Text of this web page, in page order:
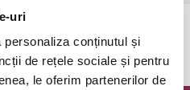
uri
conținutul și
de rețele sociale și pentru
le oferim partenerilor de